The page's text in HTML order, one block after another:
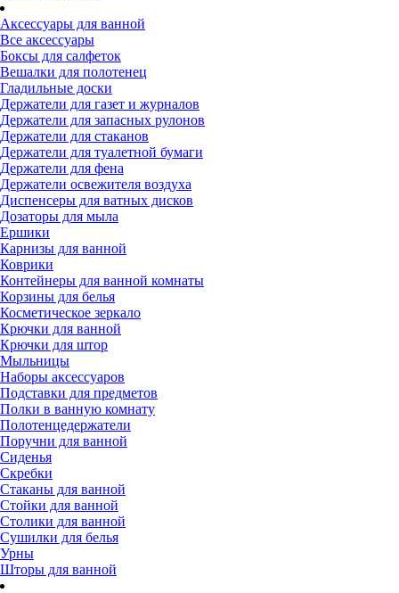
Аксессуары для ванной
Все аксессуары
Боксы для салфеток
Вешалки для полотенец
Гладильные доски
Держатели для газет и журналов
Держатели для запасных рулонов
Держатели для стаканов
Держатели для туалетной бумаги
Держатели для фена
Держатели освежителя воздуха
Диспенсеры для ватных дисков
Дозаторы для мыла
Ершики
Карнизы для ванной
Коврики
Контейнеры для ванной комнаты
Корзины для белья
Косметическое зеркало
Крючки для ванной
Крючки для штор
Мыльницы
Наборы аксессуаров
Подставки для предметов
Полки в ванную комнату
Полотенцедержатели
Поручни для ванной
Сиденья
Скребки
Стаканы для ванной
Стойки для ванной
Столики для ванной
Сушилки для белья
Урны
Шторы для ванной